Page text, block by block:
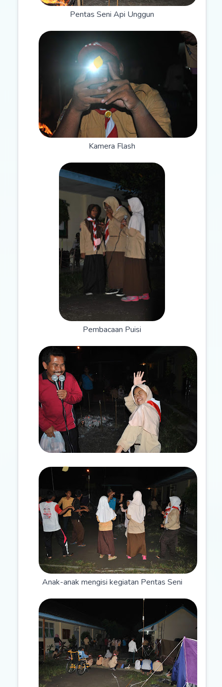
Pentas Seni Api Unggun
Kamera Flash
Pembacaan Puisi
Anak-anak mengisi kegiatan Pentas Seni